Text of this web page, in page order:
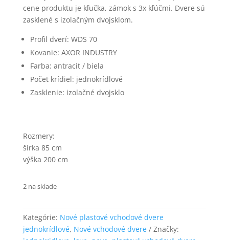
cene produktu je kľučka, zámok s 3x kľúčmi. Dvere sú
zasklené s izolačným dvojsklom.
Profil dverí: WDS 70
Kovanie: AXOR INDUSTRY
Farba: antracit / biela
Počet krídiel: jednokrídlové
Zasklenie: izolačné dvojsklo
Rozmery:
šírka 85 cm
výška 200 cm
2 na sklade
Kategórie: Nové plastové vchodové dvere
jednokrídlové, Nové vchodové dvere
Značky:
voliteľné. Sú
Používateľská